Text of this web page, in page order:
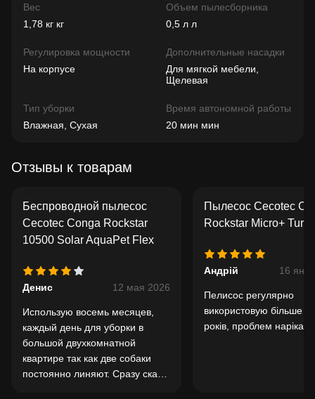
Вес
1,78 кг кг
Объем пылесборника
0,5 л л
Регулировка мощности
На корпусе
Дополнительные насадки
Для мягкой мебели,
Щелевая
Тип уборки
Влажная, Сухая
Время автономной работы
20 мин мин
Отзывы к товарам
Беспроводной пылесос
Cecotec Conga Rockstar
10500 Solar AquaPet Flex
Денис 12 мая 2026
Использую восемь месяцев,
каждый день для уборки в
большой двухкомнатной
квартире так как две собаки
постоянно линяют. Сразу скажу
Пылесос Cecotec
Rockstar Micro+
Андрій 16
Пелисос регулярно
використовую більше
років, проблем